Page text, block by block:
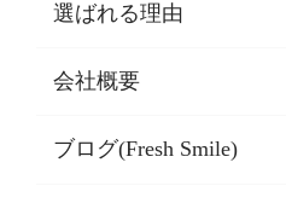
園見学・ご入園・ご利
東京都認証保育所空き
選ばれる理由
選ばれる理由一覧
乳児期・幼児期・
会社概要
会社概要
ブログ(Fresh Smile)